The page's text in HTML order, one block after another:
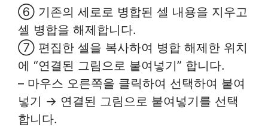
⑥ 기존의 세로로 병합된 셀 내용을 지우고
셀 병합을 해제합니다.
⑦ 편집한 셀을 복사하여 병합 해제한 위치
에 “연결된 그림으로 붙여넣기” 합니다.
– 마우스 오른쪽을 클릭하여 선택하여 붙여
넣기 → 연결된 그림으로 붙여넣기를 선택
합니다.